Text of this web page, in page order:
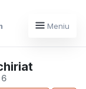
Meniu